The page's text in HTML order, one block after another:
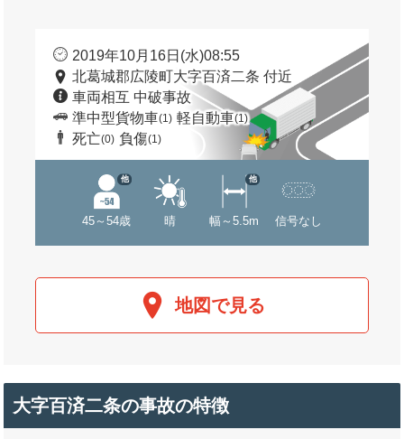
2019年10月16日(水)08:55
北葛城郡広陵町大字百済二条 付近
車両相互 中破事故
準中型貨物車(1) 軽自動車(1)
死亡(0) 負傷(1)
45～54歳
他
晴 幅～5.5m
他
信号なし
地図で見る
大字百済二条の事故の特徴